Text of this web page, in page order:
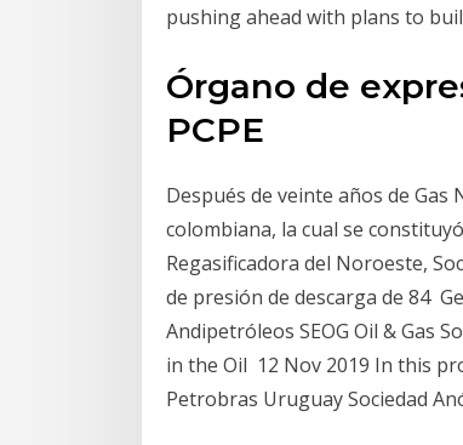
pushing ahead with plans to
Órgano de
PCPE
Después de veinte años de
colombiana, la cual se
Regasificadora del Noroeste,
de presión de descarga de 84
Andipetróleos SEOG Oil & Gas
in the Oil 12 Nov 2019 In this
Petrobras Uruguay Sociedad